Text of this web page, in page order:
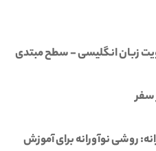
سفر
روشی نوآورانه برای آموزش